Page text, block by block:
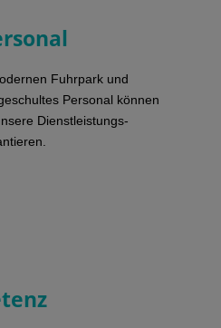
Fuhrpark und
Personal können
Dienstleistungs-